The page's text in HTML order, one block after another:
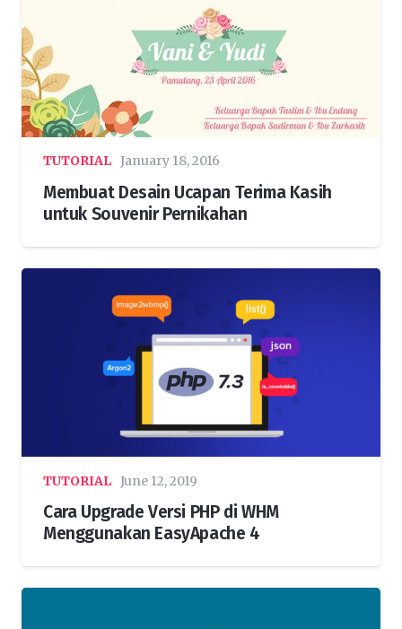
TUTORIAL January 18, 2016
Membuat Desain Ucapan Terima Kasih
untuk Souvenir Pernikahan
TUTORIAL June 12, 2019
Cara Upgrade Versi PHP di WHM
Menggunakan EasyApache 4